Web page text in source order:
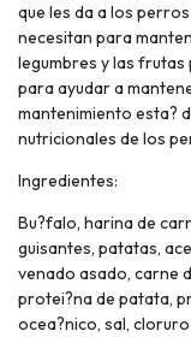
que les da a los
necesitan para
legumbres y las
para ayudar a
mantenimiento esta?
nutricionales de los
Ingredientes:
Bu?falo, harina de
guisantes, patatas,
venado asado, carne
protei?na de patata,
ocea?nico, sal,